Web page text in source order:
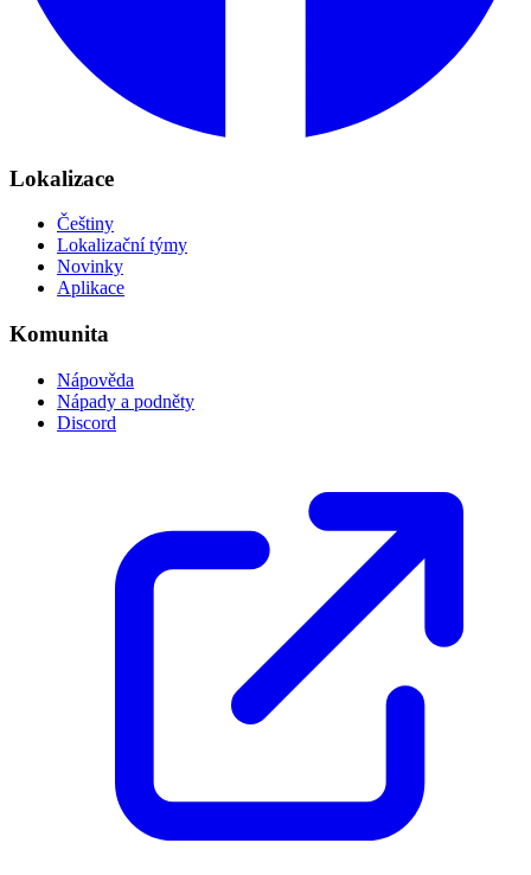
Lokalizace
Češtiny
Lokalizační týmy
Novinky
Aplikace
Komunita
Nápověda
Nápady a podněty
Discord